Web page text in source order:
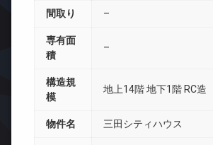
間取り –
専有面
積
–
構造規
模
地上14階 地下1階 RC造
物件名 三田シティハウス